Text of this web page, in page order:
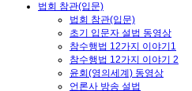
법회 참관(입문)
법회 참관(입문)
초기 입문자 설법 동영상
참수행법 12가지 이야기1
참수행법 12가지 이야기 2
윤회(영의세계) 동영상
언론사 방송 설법